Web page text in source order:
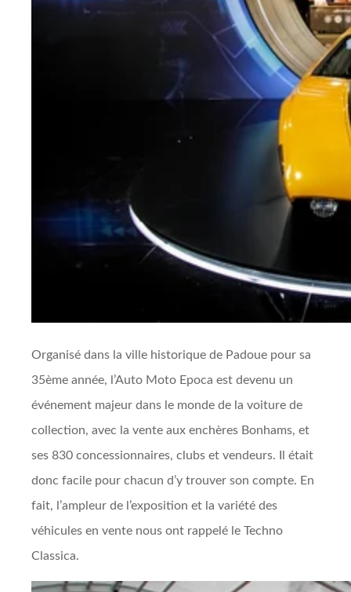
Organisé dans la ville historique de Padoue pour sa
35ème année, l’Auto Moto Epoca est devenu un
événement majeur dans le monde de la voiture de
collection, avec la vente aux enchères Bonhams, et
ses 830 concessionnaires, clubs et vendeurs. Il était
donc facile pour chacun d’y trouver son compte. En
fait, l’ampleur de l’exposition et la variété des
véhicules en vente nous ont rappelé le Techno
Classica.